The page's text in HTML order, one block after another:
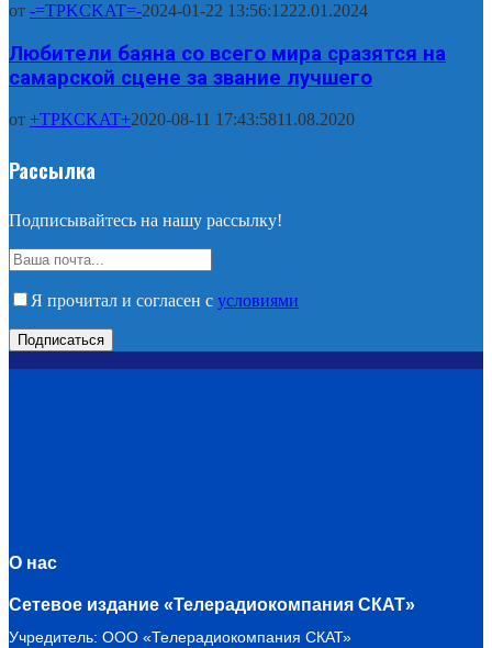
от -=TPKCKAT=-2024-01-22 13:56:1222.01.2024
Любители баяна со всего мира сразятся на
самарской сцене за звание лучшего
от +TPKCKAT+2020-08-11 17:43:5811.08.2020
Рассылка
Подписывайтесь на нашу рассылку!
Я прочитал и согласен с условиями
О нас
Сетевое издание «Телерадиокомпания СКАТ»
Учредитель: ООО «Телерадиокомпания СКАТ»